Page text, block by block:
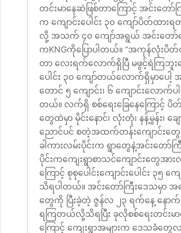
တင်းမာနေဆဲဖြစ်တာကြောင့် အင်းတေ
က ကျောင်းပေါင်း ၃၀ ကျော်ပိတ်ထား
လို့ အသက် ၄၀ ကျော်အရွယ် အင်းတော်
ကKNGကိုပြောပါတယ်။ “အကုန်လုံးပိတ်
တာ လေးရက်လောက်ရှိပြီ မဖွင့်ရဲကြဘူး
ပေါင်း ၃၀ ကျော်တယ်လောက်ရှိမှာပေါ့
တောင် ၅ ကျောင်း၊ ၆ ကျောင်းလောက်
တယ်။ လက်ရှိ စစ်ရေးခြေနေကြောင့် ပိ
တွေထဲမှာ မိုင်းနောင်၊ လုံးတုံ၊ နန့်မွန်း၊ ချေ
ညောင်ပင် စတဲ့အထက်တန်းကျောင်းတွေ
ခါကားလမ်းပိုင်းက ရွာတွေနဲ့အင်းတေ
ပိုင်းကကျေးရွာစာသင်ကျောင်းတွေအာ
ကြောင့် စုစုပေါင်းကျောင်းပေါင်း ၃
သိရပါတယ်။ အင်းတော်ကြီးဒေသမှာ အခ
တွေကို ပြီးခဲ့တဲ့ ဇွန်လ ၂၃ ရက်နေ့ နောက်
ရကြတယ်လို့သိရပြီး ခုလိုစစ်ရေးတင်းမ
ကြောင့် ကျေးရွာအများက ဒေသခံတွေ